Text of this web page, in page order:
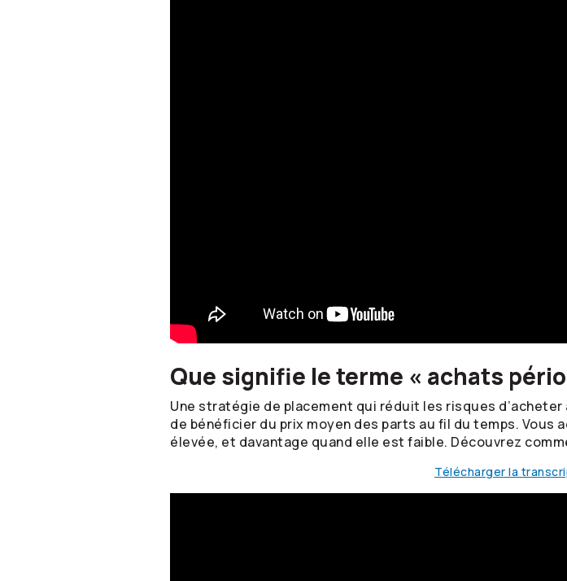
Que signifie le terme « achats
Une stratégie de placement qui réduit les risques
de bénéficier du prix moyen des parts au fil du temps. Vous
élevée, et davantage quand elle est faible. Découvrez
Télécharger la